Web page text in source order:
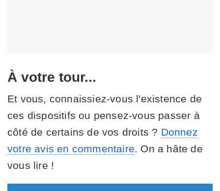
À votre tour...
Et vous, connaissiez-vous l'existence de
ces dispositifs ou pensez-vous passer à
côté de certains de vos droits ? Donnez
votre avis en commentaire. On a hâte de
vous lire !